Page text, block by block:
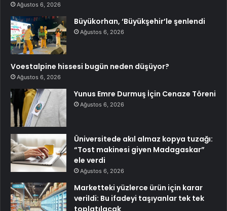
Ağustos 6, 2026
Büyükorhan, ‘Büyükşehir’le şenlendi
Ağustos 6, 2026
Voestalpine hissesi bugün neden düşüyor?
Ağustos 6, 2026
Yunus Emre Durmuş İçin Cenaze Töreni
Ağustos 6, 2026
Üniversitede akıl almaz kopya tuzağı:
“Tost makinesi giyen Madagaskar”
ele verdi
Ağustos 6, 2026
Marketteki yüzlerce ürün için karar
verildi: Bu ifadeyi taşıyanlar tek tek
toplatılacak